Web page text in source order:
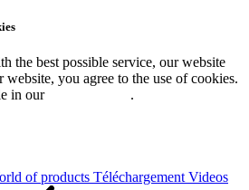
the best possible service, our website
you agree to the use of cookies.
in our
.
of products Téléchargement Videos